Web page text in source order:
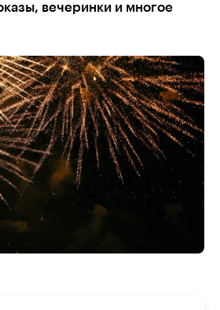
вечеринки и многое